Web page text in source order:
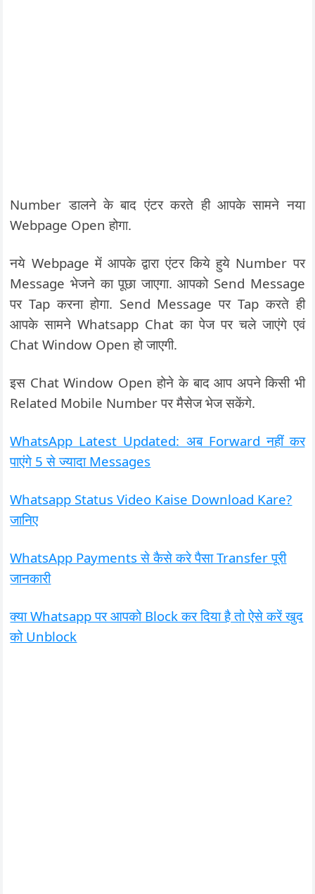
Number डालने के बाद एंटर करते ही आपके सामने नया
Webpage Open होगा.
नये Webpage में आपके द्वारा एंटर किये हुये Number पर
Message भेजने का पूछा जाएगा. आपको Send Message
पर Tap करना होगा. Send Message पर Tap करते ही
आपके सामने Whatsapp Chat का पेज पर चले जाएंगे एवं
Chat Window Open हो जाएगी.
इस Chat Window Open होने के बाद आप अपने किसी भी
Related Mobile Number पर मैसेज भेज सकेंगे.
WhatsApp Latest Updated: अब Forward नहीं कर
पाएंगे 5 से ज्यादा Messages
Whatsapp Status Video Kaise Download Kare?
जानिए
WhatsApp Payments से कैसे करे पैसा Transfer पूरी
जानकारी
क्या Whatsapp पर आपको Block कर दिया है तो ऐसे करें खुद
को Unblock